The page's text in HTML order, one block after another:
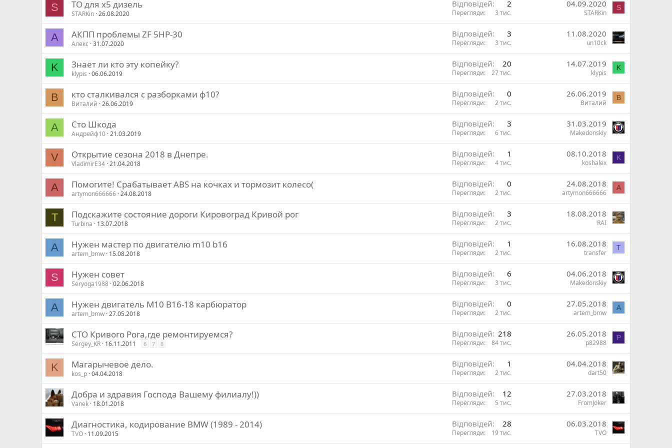
S ТО для х5 дизель
STARKin 26.08.2020
Відповідей 2
Перегляди 3 тис.
04.09.2020
STARKin
S
А АКПП проблемы ZF 5HP-30
Алекс 31.07.2020
Відповідей 3
Перегляди 3 тис.
11.08.2020
un10ck
K Знает ли кто эту копейку?
klypis 06.06.2019
Відповідей 20
Перегляди 27 тис.
14.07.2019
klypis
K
В кто сталкивался с разборками ф10?
Виталий 26.06.2019
Відповідей 0
Перегляди 2 тис.
26.06.2019
Виталий
В
А Сто Шкода
Андрейф10 21.03.2019
Відповідей 3
Перегляди 6 тис.
31.03.2019
Makedonskiy
V Открытие сезона 2018 в Днепре.
VladimirE34 21.04.2018
Відповідей 1
Перегляди 4 тис.
08.10.2018
koshalex
K
A Помогите! Срабатывает ABS на кочках и тормозит колесо(
artymon666666 24.08.2018
Відповідей 0
Перегляди 2 тис.
24.08.2018
artymon666666
A
T Подскажите состояние дороги Кировоград Кривой рог
Turbina 13.07.2018
Відповідей 3
Перегляди 2 тис.
18.08.2018
RAI
A Нужен мастер по двигателю m10 b16
artem_bmw 15.08.2018
Відповідей 1
Перегляди 2 тис.
16.08.2018
transfer
T
S Нужен совет
Seryoga1988 02.06.2018
Відповідей 6
Перегляди 3 тис.
04.06.2018
Makedonskiy
A Нужен двигатель М10 В16-18 карбюратор
artem_bmw 27.05.2018
Відповідей 0
Перегляди 2 тис.
27.05.2018
artem_bmw
A
СТО Кривого Рога,где ремонтируемся?
Sergey_KR 16.11.2011 6 7 8
Відповідей 218
Перегляди 84 тис.
26.05.2018
p82988
P
K Магарычевое дело.
kos_p 04.04.2018
Відповідей 1
Перегляди 2 тис.
04.04.2018
dart50
Добра и здравия Господа Вашему филиалу!))
Vanek 18.01.2018
Відповідей 12
Перегляди 5 тис.
27.03.2018
FromJoker
Диагностика, кодирование BMW (1989 - 2014)
TVO 11.09.2015
Відповідей 28
Перегляди 19 тис.
06.03.2018
TVO